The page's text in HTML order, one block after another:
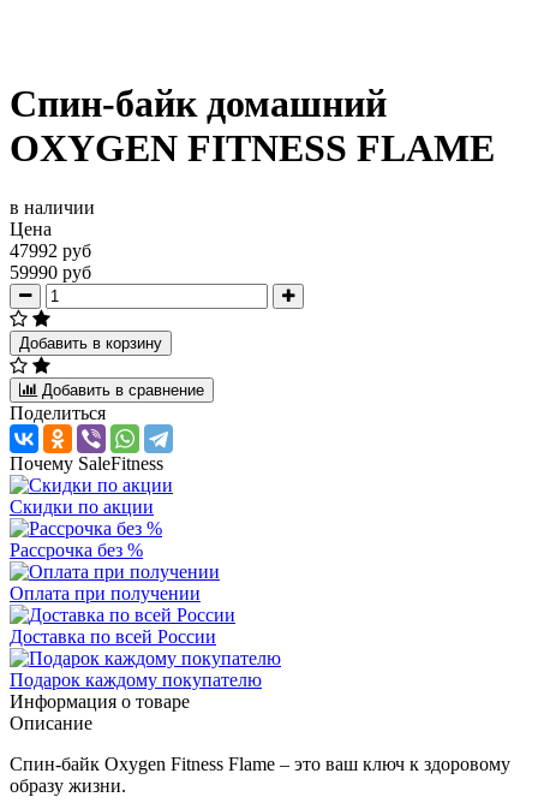
Спин-байк домашний
OXYGEN FITNESS FLAME
в наличии
Цена
47992 руб
59990 руб
Добавить в корзину
Добавить в сравнение
Поделиться
Почему SaleFitness
Скидки по акции
Рассрочка без %
Оплата при получении
Доставка по всей России
Подарок каждому покупателю
Информация о товаре
Описание
Спин-байк Oxygen Fitness Flame – это ваш ключ к здоровому
образу жизни.